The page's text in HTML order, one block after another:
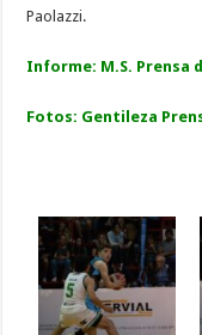
Paolazzi.
Informe: M.S. Prensa
Fotos: Gentileza